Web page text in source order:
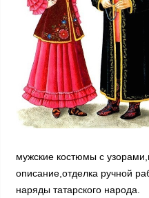
мужские костюмы с
описание,отделка ручной
наряды татарского народа.